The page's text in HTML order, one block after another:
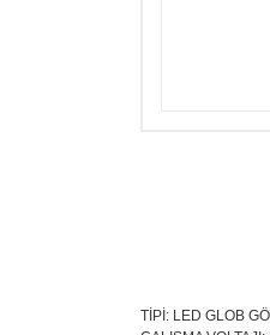
TİPİ: LED GLOB